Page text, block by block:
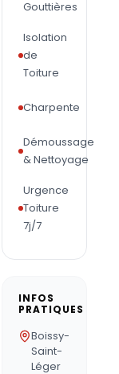
Gouttières
Isolation
de
Toiture
Charpente
Démoussage
& Nettoyage
Urgence
Toiture
7j/7
INFOS
PRATIQUES
Boissy-
Saint-
Léger